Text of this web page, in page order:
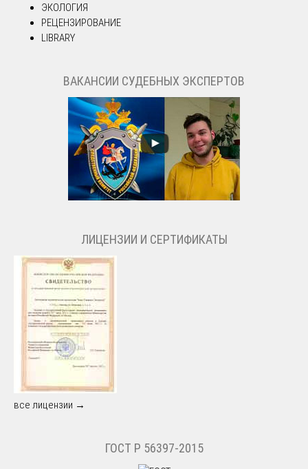
ЭКОЛОГИЯ
РЕЦЕНЗИРОВАНИЕ
LIBRARY
ВАКАНСИИ СУДЕБНЫХ ЭКСПЕРТОВ
ЛИЦЕНЗИИ И СЕРТИФИКАТЫ
все лицензии →
ГОСТ Р 56397-2015